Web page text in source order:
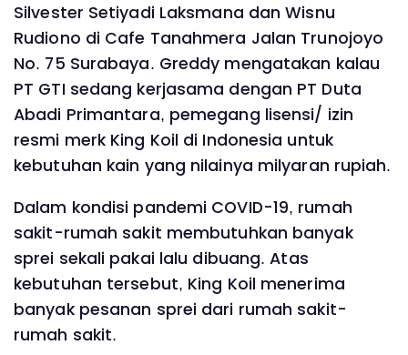
Silvester Setiyadi Laksmana dan Wisnu
Rudiono di Cafe Tanahmera Jalan Trunojoyo
No. 75 Surabaya. Greddy mengatakan kalau
PT GTI sedang kerjasama dengan PT Duta
Abadi Primantara, pemegang lisensi/ izin
resmi merk King Koil di Indonesia untuk
kebutuhan kain yang nilainya milyaran rupiah.
Dalam kondisi pandemi COVID-19, rumah
sakit-rumah sakit membutuhkan banyak
sprei sekali pakai lalu dibuang. Atas
kebutuhan tersebut, King Koil menerima
banyak pesanan sprei dari rumah sakit-
rumah sakit.